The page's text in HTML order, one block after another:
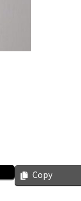
Copy